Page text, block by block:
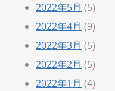
2022年5月 (5)
2022年4月 (9)
2022年3月 (5)
2022年2月 (5)
2022年1月 (4)